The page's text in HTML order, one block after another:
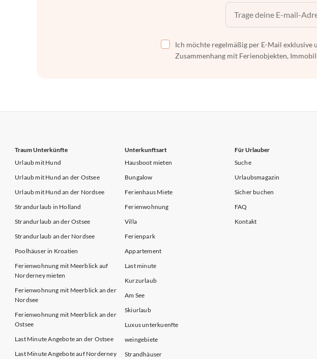
Ich möchte regelmäßig per E-Mail
Zusammenhang mit Ferienobjekten,
Traum Unterkünfte
Urlaub mit Hund
Urlaub mit Hund an der Ostsee
Urlaub mit Hund an der Nordsee
Strandurlaub in Holland
Strandurlaub an der Ostsee
Strandurlaub an der Nordsee
Poolhäuser in Kroatien
Ferienwohnung mit Meerblick auf
Norderney mieten
Ferienwohnung mit Meerblick an der
Nordsee
Ferienwohnung mit Meerblick an der
Ostsee
Last Minute Angebote an der Ostsee
Last Minute Angebote auf Norderney
Unterkunftsart
Hausboot mieten
Bungalow
Ferienhaus Miete
Ferienwohnung
Villa
Ferienpark
Appartement
Last minute
Kurzurlaub
Am See
Skiurlaub
Luxus unterkuenfte
weingebiete
Strandhäuser
Für Urlauber
Suche
Urlaubsmagazin
Sicher buchen
FAQ
Kontakt